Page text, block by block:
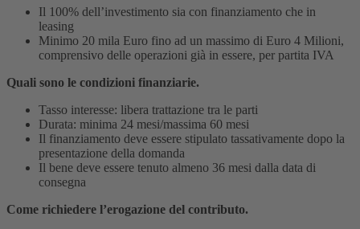
Il 100% dell’investimento sia con finanziamento che in
leasing
Minimo 20 mila Euro fino ad un massimo di Euro 4 Milioni,
comprensivo delle operazioni già in essere, per partita IVA
Quali sono le condizioni finanziarie.
Tasso interesse: libera trattazione tra le parti
Durata: minima 24 mesi/massima 60 mesi
Il finanziamento deve essere stipulato tassativamente dopo la
presentazione della domanda
Il bene deve essere tenuto almeno 36 mesi dalla data di
consegna
Come richiedere l’erogazione del contributo.